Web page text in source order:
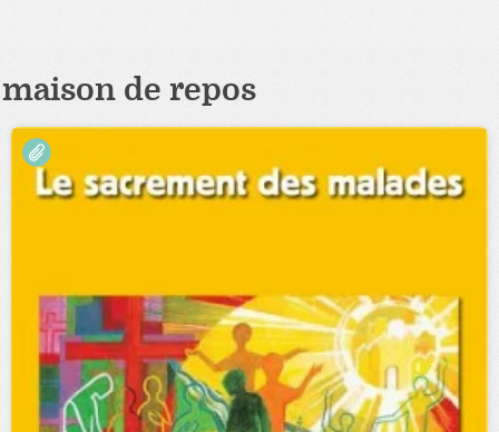
maison de repos